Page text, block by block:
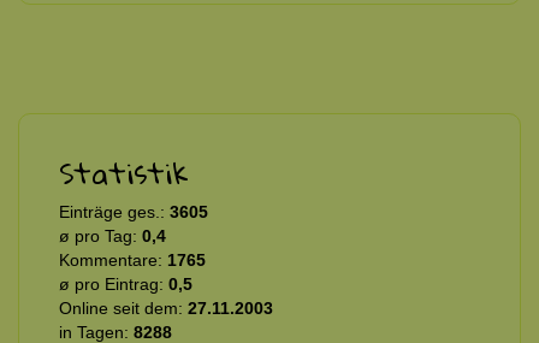
Statistik
Einträge ges.: 3605
ø pro Tag: 0,4
Kommentare: 1765
ø pro Eintrag: 0,5
Online seit dem: 27.11.2003
in Tagen: 8288